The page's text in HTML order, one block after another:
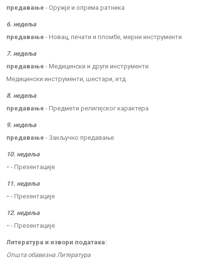
предавање - Оружје и опрема ратника
6. недеља
предавање - Новац, печати и пломбе, мерни инструменти
7. недеља
предавање - Медицински и други инструменти
Медицински инструменти, шестари, итд.
8. недеља
предавање - Предмети религијског карактера
9. недеља
предавање - Закључно предавање
10. недеља
- - Презентације
11. недеља
- - Презентације
12. недеља
- - Презентације
Литература и извори података:
Општа обавезна Литература